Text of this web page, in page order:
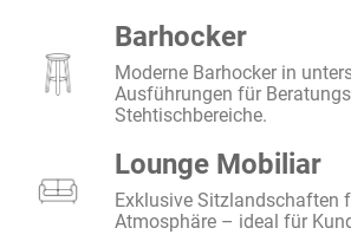
Barhocker
Moderne Barhocker in
Ausführungen für
Stehtischbereiche.
Lounge Mobiliar
Exklusive Sitzlandschaften
Atmosphäre – ideal für